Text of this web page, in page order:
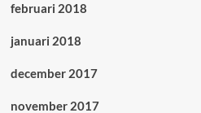
februari 2018
januari 2018
december 2017
november 2017